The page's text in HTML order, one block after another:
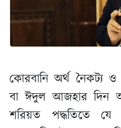
কোরবানি অর্থ নৈকট্য ও
বা ঈদুল আজহার দিন
শরিয়ত পদ্ধতিতে